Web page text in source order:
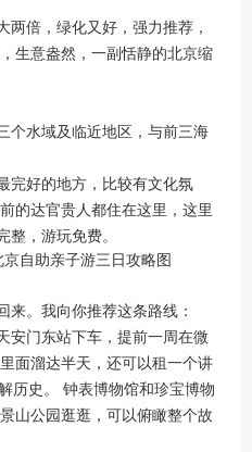
倍，绿化又好，强力推荐，
生意盎然，一副恬静的北京缩
个水域及临近地区，与前三海
完好的地方，比较有文化氛
的达官贵人都住在这里，这里
，游玩免费。
自助亲子游三日攻略图
来。我向你推荐这条路线：
安门东站下车，提前一周在微
面溜达半天，还可以租一个讲
历史。 钟表博物馆和珍宝博物
山公园逛逛，可以俯瞰整个故